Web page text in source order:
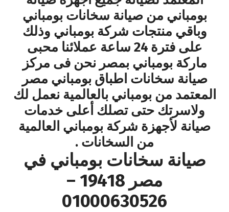
بومباني من صيانة سخانات بومباني
وباقي منتجات شركة بومباني وذلك
على فترة 24 ساعة عملائنا محبى
ماركة بومباني بمصر نحن فى مركز
صيانة سخانات اطباق بومباني مصر
المعتمد من بومباني بالعالمية نعمل لك
ولاسرتك حتى تصلك أعلى خدمات
صيانة لأجهزة شركة بومباني العالمية
من السخانات .
صيانة سخانات بومباني في
مصر 19418 –
01000630526